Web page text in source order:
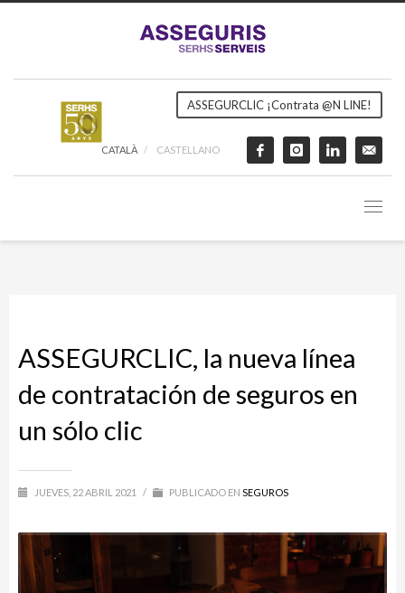
ASSEGURCLIC ¡Contrata @N LINE!
CATALÀ CASTELLANO
ASSEGURCLIC, la nueva línea
de contratación de seguros en
un sólo clic
JUEVES, 22 ABRIL 2021 / PUBLICADO EN SEGUROS